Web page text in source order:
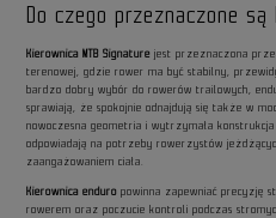
Do czego przeznaczone
Kierownica MTB Signature jest przeznaczona
terenowej, gdzie rower ma być stabilny,
bardzo dobry wybór do rowerów trailowych,
sprawiają, że spokojnie odnajdują się także w
nowoczesna geometria i wytrzymała
odpowiadają na potrzeby rowerzystów
zaangażowaniem ciała.
Kierownica enduro powinna zapewniać precyzję
rowerem oraz poczucie kontroli podczas